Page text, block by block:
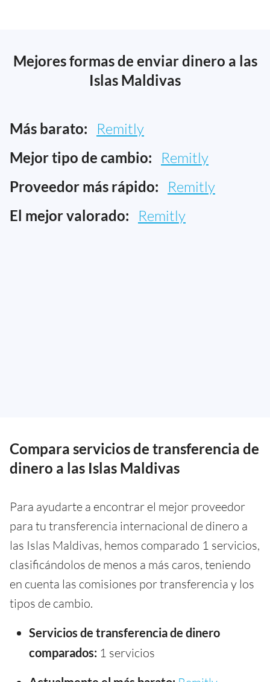
Mejores formas de enviar dinero a las
Islas Maldivas
Más barato: Remitly
Mejor tipo de cambio: Remitly
Proveedor más rápido: Remitly
El mejor valorado: Remitly
Compara servicios de transferencia de
dinero a las Islas Maldivas
Para ayudarte a encontrar el mejor proveedor
para tu transferencia internacional de dinero a
las Islas Maldivas, hemos comparado 1 servicios,
clasificándolos de menos a más caros, teniendo
en cuenta las comisiones por transferencia y los
tipos de cambio.
Servicios de transferencia de dinero
comparados: 1 servicios